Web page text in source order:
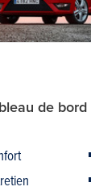
de bord